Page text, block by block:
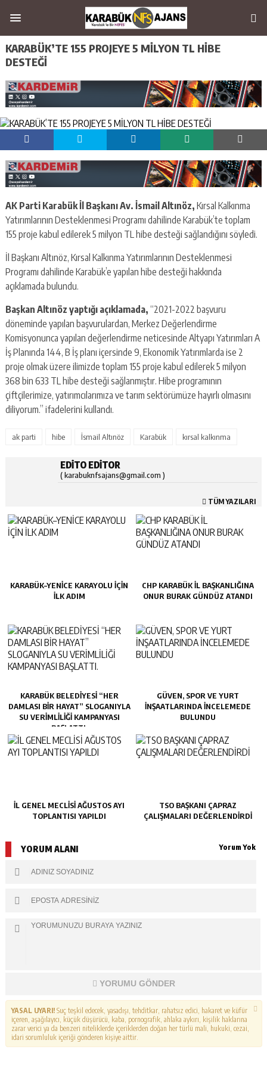
KARABÜK’TE 155 PROJEYE 5 MİLYON TL HİBE
DESTEĞİ
AK Parti Karabük İl Başkanı Av. İsmail Altınöz, Kırsal Kalkınma
Yatırımlarının Desteklenmesi Programı dahilinde Karabük’te toplam
155 proje kabul edilerek 5 milyon TL hibe desteği sağlandığını söyledi.
İl Başkanı Altınöz, Kırsal Kalkınma Yatırımlarının Desteklenmesi
Programı dahilinde Karabük’e yapılan hibe desteği hakkında
açıklamada bulundu.
Başkan Altınöz yaptığı açıklamada, “2021-2022 başvuru
döneminde yapılan başvurulardan, Merkez Değerlendirme
Komisyonunca yapılan değerlendirme neticesinde Altyapı Yatırımları A
İş Planında 144, B İş planı içersinde 9, Ekonomik Yatırımlarda ise 2
proje olmak üzere ilimizde toplam 155 proje kabul edilerek 5 milyon
368 bin 633 TL hibe desteği sağlanmıştır. Hibe programının
çiftçilerimize, yatırımcılarımıza ve tarım sektörümüze hayırlı olmasını
diliyorum.” ifadelerini kullandı.
ak parti hibe İsmail Altınöz Karabük kırsal kalkınma
EDITO EDITOR
( karabuknfsajans@gmail.com )
TÜM YAZILARI
KARABÜK–YENİCE KARAYOLU İÇİN
İLK ADIM
CHP KARABÜK İL BAŞKANLIĞINA
ONUR BURAK GÜNDÜZ ATANDI
KARABÜK BELEDİYESİ “HER
DAMLASI BİR HAYAT” SLOGANIYLA
SU VERİMLİLİĞİ KAMPANYASI
BAŞLATTI.
GÜVEN, SPOR VE YURT
İNŞAATLARINDA İNCELEMEDE
BULUNDU
İL GENEL MECLİSİ AĞUSTOS AYI
TOPLANTISI YAPILDI
TSO BAŞKANI ÇAPRAZ
ÇALIŞMALARI DEĞERLENDİRDİ
YORUM ALANI Yorum Yok
YORUMU GÖNDER
YASAL UYARI!Suç teşkil edecek, yasadışı, tehditkar, rahatsız edici, hakaret ve küfür
içeren, aşağılayıcı, küçük düşürücü, kaba, pornografik, ahlaka aykırı, kişilik haklarına
zarar verici ya da benzeri niteliklerde içeriklerden doğan her türlü mali, hukuki, cezai,
idari sorumluluk içeriği gönderen kişiye aittir.